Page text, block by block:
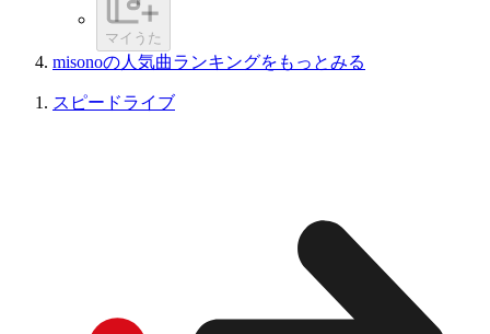
マイうた
misonoの人気曲ランキングをもっとみる
スピードライブ